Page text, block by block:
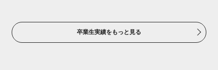
卒業生実績をもっと見る